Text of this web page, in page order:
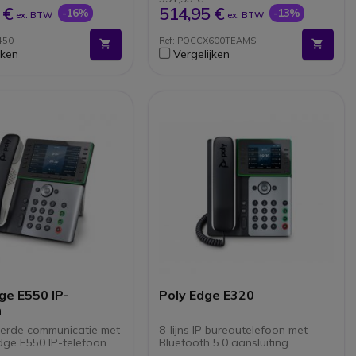
ex. BTW -16%
omgevingsgeluid
Gemakkelijk te installeren en
Flexibele headset-
connectiviteit
514,95 € ex. BTW -13%
Ref: POCCX600TEAMS
Vergelijken
E550 IP-
communicatie met
E550 IP-telefoon
Poly Edge E320
8-lijns IP bureautelefoon met
Bluetooth 5.0 aansluiting.